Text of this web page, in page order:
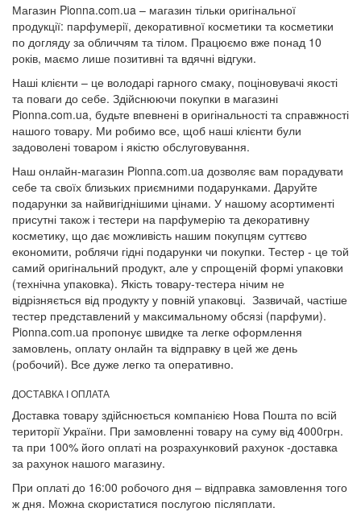
Магазин Pionna.com.ua – магазин тільки оригінальної
продукції: парфумерії, декоративної косметики та косметики
по догляду за обличчям та тілом. Працюємо вже понад 10
років, маємо лише позитивні та вдячні відгуки.
Наші клієнти – це володарі гарного смаку, поціновувачі якості
та поваги до себе. Здійснюючи покупки в магазині
Pionna.com.ua, будьте впевнені в оригінальності та справжності
нашого товару. Ми робимо все, щоб наші клієнти були
задоволені товаром і якістю обслуговування.
Наш онлайн-магазин Pionna.com.ua дозволяє вам порадувати
себе та своїх близьких приємними подарунками. Даруйте
подарунки за найвигіднішими цінами. У нашому асортименті
присутні також і тестери на парфумерію та декоративну
косметику, що дає можливість нашим покупцям суттєво
економити, роблячи гідні подарунки чи покупки. Тестер - це той
самий оригінальний продукт, але у спрощеній формі упаковки
(технічна упаковка). Якість товару-тестера нічим не
відрізняється від продукту у повній упаковці. Зазвичай, частіше
тестер представлений у максимальному обсязі (парфуми).
Pionna.com.ua пропонує швидке та легке оформлення
замовлень, оплату онлайн та відправку в цей же день
(робочий). Все дуже легко та оперативно.
ДОСТАВКА І ОПЛАТА
Доставка товару здійснюється компанією Нова Пошта по всій
території України. При замовленні товару на суму від 4000грн.
та при 100% його оплаті на розрахунковий рахунок -доставка
за рахунок нашого магазину.
При оплаті до 16:00 робочого дня – відправка замовлення того
ж дня. Можна скористатися послугою післяплати.